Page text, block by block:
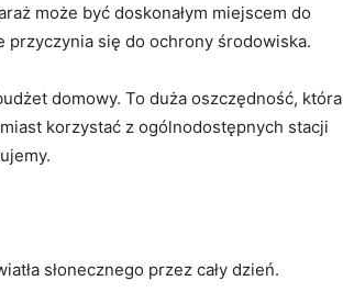
może ​być doskonałym miejscem do
się do ochrony środowiska.
domowy.‍ To ⁢duża ⁣oszczędność, która
korzystać z ogólnodostępnych stacji
słonecznego​ przez cały dzień.